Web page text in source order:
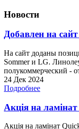
Новости
Добавлен на
На сайт доданы
Sommer и LG.
полукоммерческий -
24 Дек 2024
Подробнее
Акція на
Акція на ламінат